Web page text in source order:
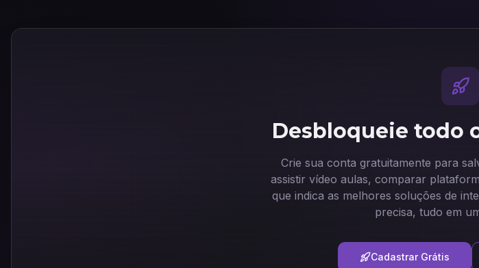
Desbloqueie todo
Crie sua conta gratuitamente para
assistir vídeo aulas, comparar
que indica as melhores soluções de
precisa, tudo em
Cadastrar Grátis